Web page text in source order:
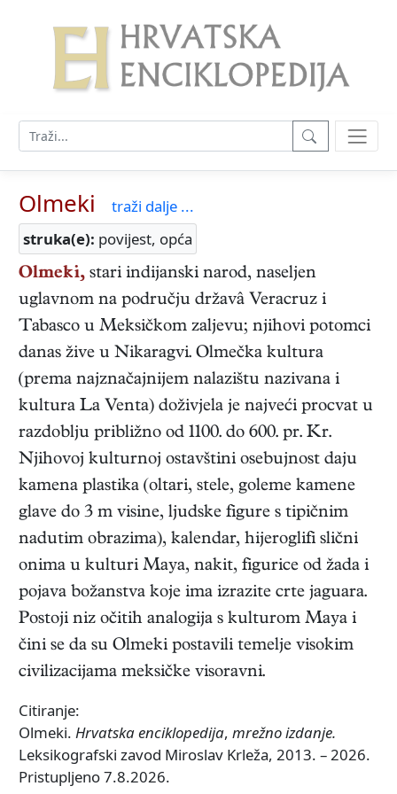
Olmeki
traži dalje ...
struka(e): povijest, opća
Olmeki, stari indijanski narod, naseljen
uglavnom na području državâ Veracruz i
Tabasco u Meksičkom zaljevu; njihovi potomci
danas žive u Nikaragvi. Olmečka kultura
(prema najznačajnijem nalazištu nazivana i
kultura La Venta) doživjela je najveći procvat u
razdoblju približno od 1100. do 600. pr. Kr.
Njihovoj kulturnoj ostavštini osebujnost daju
kamena plastika (oltari, stele, goleme kamene
glave do 3 m visine, ljudske figure s tipičnim
nadutim obrazima), kalendar, hijeroglifi slični
onima u kulturi Maya, nakit, figurice od žada i
pojava božanstva koje ima izrazite crte jaguara.
Postoji niz očitih analogija s kulturom Maya i
čini se da su Olmeki postavili temelje visokim
civilizacijama meksičke visoravni.
Citiranje:
Olmeki. Hrvatska enciklopedija, mrežno izdanje.
Leksikografski zavod Miroslav Krleža, 2013. – 2026.
Pristupljeno 7.8.2026.